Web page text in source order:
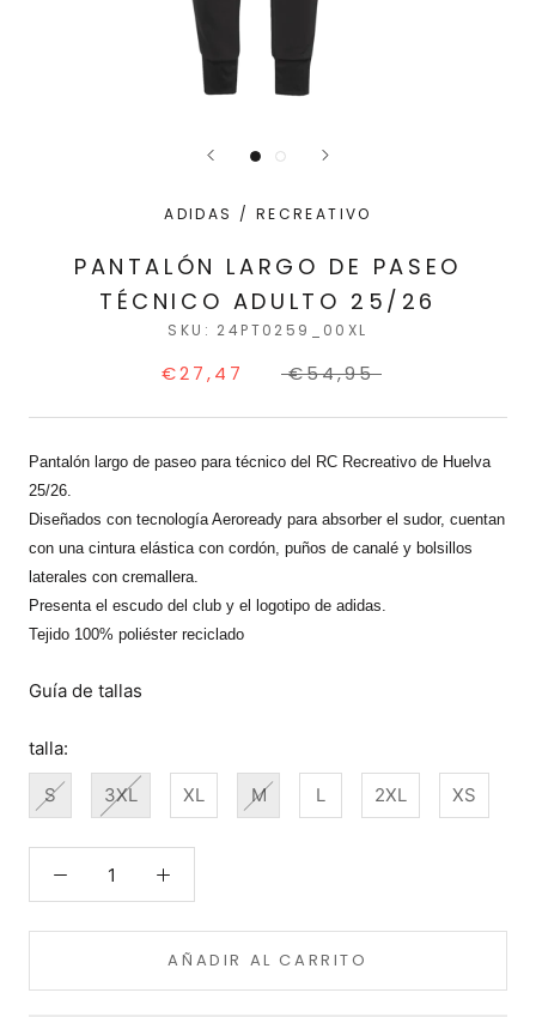
ADIDAS / RECREATIVO
PANTALÓN LARGO DE PASEO
TÉCNICO ADULTO 25/26
SKU: 24PT0259_00XL
€27,47 €54,95
Pantalón largo de paseo para técnico del RC Recreativo de Huelva
25/26.
Diseñados con tecnología Aeroready para absorber el sudor, cuentan
con una cintura elástica con cordón, puños de canalé y bolsillos
laterales con cremallera.
Presenta el escudo del club y el logotipo de adidas.
Tejido 100% poliéster reciclado
Guía de tallas
talla:
S 3XL XL M L 2XL XS
AÑADIR AL CARRITO